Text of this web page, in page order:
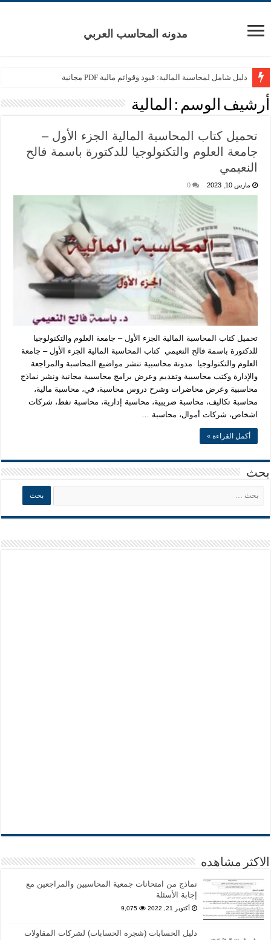
مدونه المحاسب العربي
دليل شامل لمحاسبة المالية: قيود وقوائم مالية PDF مجانية
أرشيف الوسم : المالية
تحميل كتاب المحاسبة المالية الجزء الأول –
جامعة العلوم والتكنولوجيا للدكتورة باسمة فالح
النعيمي
مارس 10, 2023 0
تحميل كتاب المحاسبة المالية الجزء الأول – جامعة العلوم والتكنولوجيا
للدكتورة باسمة فالح النعيمي كتاب المحاسبة المالية الجزء الأول – جامعة
العلوم والتكنولوجيا مدونة محاسبية تنشر مواضيع المحاسبة والمراجعة
والإدارة وكتب محاسبية وتقديم وعرض برامج محاسبية مجانية ونشر نماذج
محاسبية وعرض محاضرات وشرح دروس محاسبة، في، محاسبة مالية،
محاسبة تكاليف، محاسبة ضريبية، محاسبة إدارية، محاسبة نفط، شركات
اشخاص، شركات أموال، محاسبة …
أكمل القراءة »
بحث
الاكثر مشاهده
نماذج من امتحانات جمعية المحاسبين والمراجعين مع
إجابة الأسئلة
أكتوبر 21, 2022 9,075
دليل الحسابات (شجره الحسابات) لشركات المقاولات